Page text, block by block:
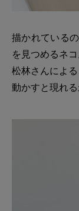
描かれている
を見つめるネコ
松林さんによ
動かすと現れる